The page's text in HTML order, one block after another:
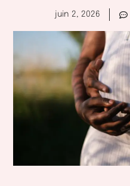
juin 2, 2026